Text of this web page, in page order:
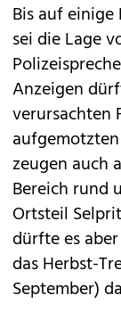
Bis auf
sei die Lage
Anzeigen
verursachten
zeugen auch
Bereich rund
Ortsteil
dürfte es
das Herbst-
September)